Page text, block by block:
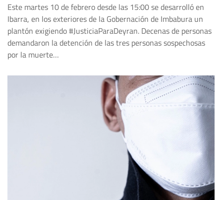
Este martes 10 de febrero desde las 15:00 se desarrolló en
Ibarra, en los exteriores de la Gobernación de Imbabura un
plantón exigiendo #JusticiaParaDeyran. Decenas de personas
demandaron la detención de las tres personas sospechosas
por la muerte…